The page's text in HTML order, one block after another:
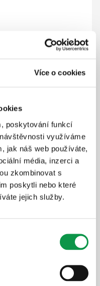
Více o cookies
poskytování funkcí
využíváme
jak náš web používáte,
média, inzerci a
zkombinovat s
poskytli nebo které
jejich služby.
244 cm)